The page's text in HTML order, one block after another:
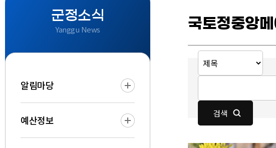
군정소식
Yanggu News
알림마당
예산정보
국토정중앙메